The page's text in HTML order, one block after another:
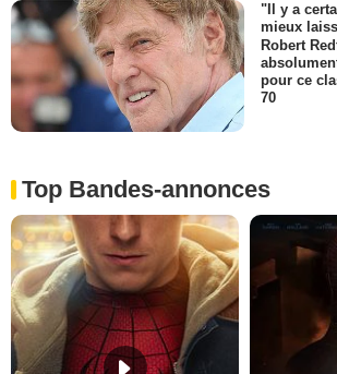
"Il y a
mieux
Robert
pour ce
70
Top Bandes-annonces